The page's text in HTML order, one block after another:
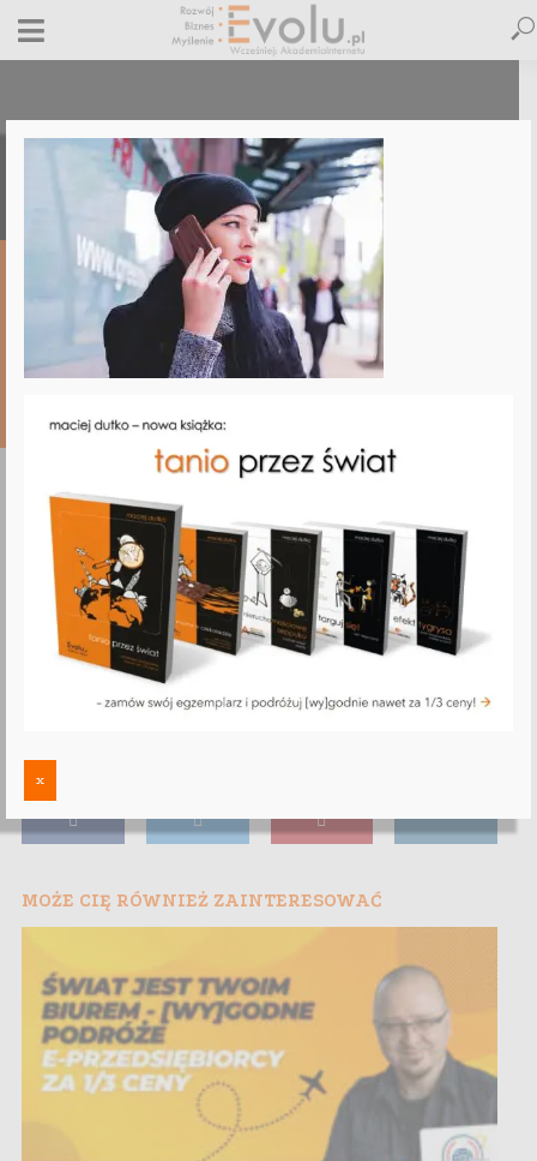
pexels-photo-57784
9 czerwca 2017 Dodaj komentarz Jacek Obolewicz 1 minut czytania
MOŻE CIĘ RÓWNIEŻ ZAINTERESOWAĆ
x